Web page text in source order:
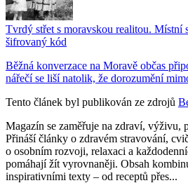
Tvrdý střet s moravskou realitou. Místní
šifrovaný kód
Běžná konverzace na Moravě občas
nářečí se liší natolik, že dorozumění
Tento článek byl publikován ze zdrojů
Magazín se zaměřuje na zdraví, výživu,
Přináší články o zdravém stravování,
o osobním rozvoji, relaxaci a
pomáhají žít vyrovnaněji. Obsah
inspirativními texty – od receptů přes...